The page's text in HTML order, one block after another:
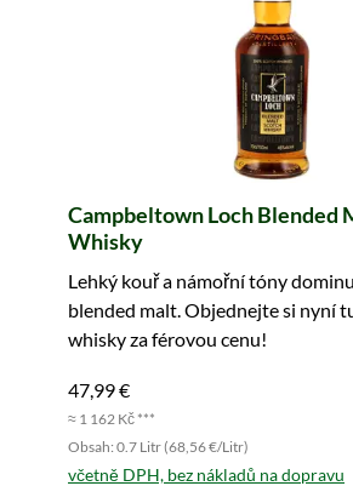
Campbeltown Loch Blended
Whisky
Lehký kouř a námořní tóny
blended malt. Objednejte si nyní
whisky za férovou cenu!
47,99 €
≈ 1 162 Kč ***
Obsah: 0.7 Litr (68,56 €/Litr)
včetně DPH, bez nákladů na dopravu